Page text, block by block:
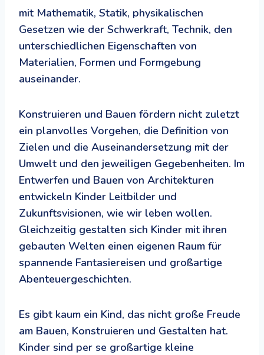
mit Mathematik, Statik, physikalischen
Gesetzen wie der Schwerkraft, Technik, den
unterschiedlichen Eigenschaften von
Materialien, Formen und Formgebung
auseinander.
Konstruieren und Bauen fördern nicht zuletzt
ein planvolles Vorgehen, die Definition von
Zielen und die Auseinandersetzung mit der
Umwelt und den jeweiligen Gegebenheiten. Im
Entwerfen und Bauen von Architekturen
entwickeln Kinder Leitbilder und
Zukunftsvisionen, wie wir leben wollen.
Gleichzeitig gestalten sich Kinder mit ihren
gebauten Welten einen eigenen Raum für
spannende Fantasiereisen und großartige
Abenteuergeschichten.
Es gibt kaum ein Kind, das nicht große Freude
am Bauen, Konstruieren und Gestalten hat.
Kinder sind per se großartige kleine